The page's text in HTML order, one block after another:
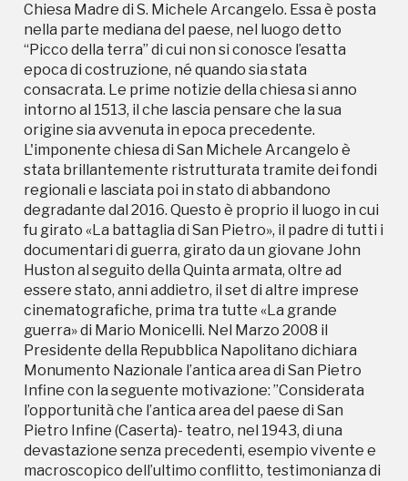
Chiesa Madre di S. Michele Arcangelo. Essa è posta
nella parte mediana del paese, nel luogo detto
“Picco della terra” di cui non si conosce l’esatta
epoca di costruzione, né quando sia stata
consacrata. Le prime notizie della chiesa si anno
intorno al 1513, il che lascia pensare che la sua
origine sia avvenuta in epoca precedente.
L'imponente chiesa di San Michele Arcangelo è
stata brillantemente ristrutturata tramite dei fondi
regionali e lasciata poi in stato di abbandono
degradante dal 2016. Questo è proprio il luogo in cui
fu girato «La battaglia di San Pietro», il padre di tutti i
documentari di guerra, girato da un giovane John
Huston al seguito della Quinta armata, oltre ad
essere stato, anni addietro, il set di altre imprese
cinematografiche, prima tra tutte «La grande
guerra» di Mario Monicelli. Nel Marzo 2008 il
Presidente della Repubblica Napolitano dichiara
Monumento Nazionale l’antica area di San Pietro
Infine con la seguente motivazione: ”Considerata
l’opportunità che l’antica area del paese di San
Pietro Infine (Caserta)- teatro, nel 1943, di una
devastazione senza precedenti, esempio vivente e
macroscopico dell’ultimo conflitto, testimonianza di